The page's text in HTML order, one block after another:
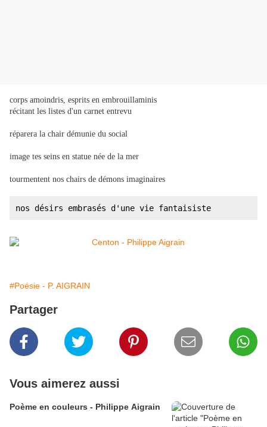
corps amoindris, esprits en embrouillaminis
récitant les listes d'un carnet entrevu
réparera la chair démunie du social
image tes seins en statue née de la mer
#Poésie - P. AIGRAIN
Partager
Vous aimerez aussi
Poème en couleurs - Philippe Aigrain